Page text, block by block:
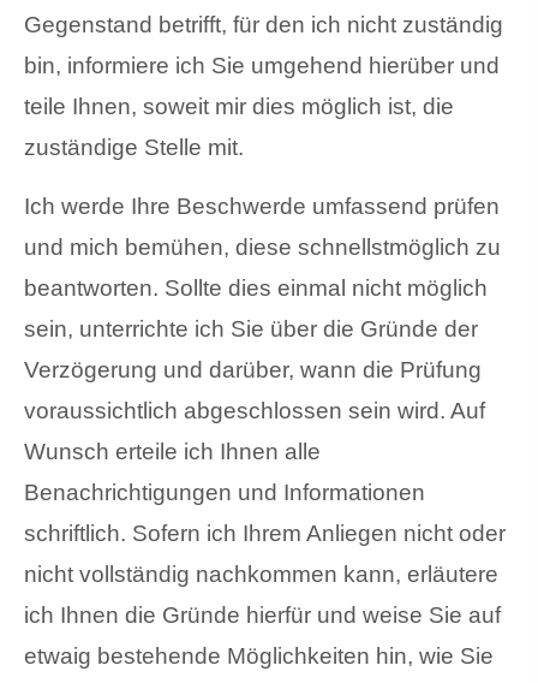
Gegenstand betrifft, für den ich nicht zuständig
bin, informiere ich Sie umgehend hierüber und
teile Ihnen, soweit mir dies möglich ist, die
zuständige Stelle mit.
Ich werde Ihre Beschwerde umfassend prüfen
und mich bemühen, diese schnellstmöglich zu
beantworten. Sollte dies einmal nicht möglich
sein, unterrichte ich Sie über die Gründe der
Verzögerung und darüber, wann die Prüfung
voraussichtlich abgeschlossen sein wird. Auf
Wunsch erteile ich Ihnen alle
Benachrichtigungen und Informationen
schriftlich. Sofern ich Ihrem Anliegen nicht oder
nicht vollständig nachkommen kann, erläutere
ich Ihnen die Gründe hierfür und weise Sie auf
etwaig bestehende Möglichkeiten hin, wie Sie